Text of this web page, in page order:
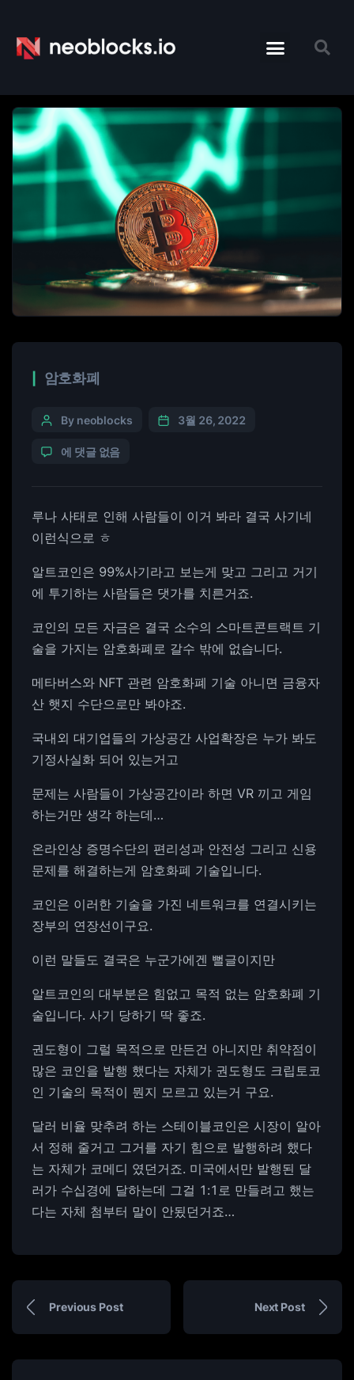
암호화폐
By neoblocks 3월 26, 2022
에 댓글 없음
루나 사태로 인해 사람들이 이거 봐라 결국 사기네
이런식으로 ㅎ
알트코인은 99%사기라고 보는게 맞고 그리고 거기
에 투기하는 사람들은 댓가를 치른거죠.
코인의 모든 자금은 결국 소수의 스마트콘트랙트 기
술을 가지는 암호화폐로 갈수 밖에 없습니다.
메타버스와 NFT 관련 암호화폐 기술 아니면 금융자
산 햇지 수단으로만 봐야죠.
국내외 대기업들의 가상공간 사업확장은 누가 봐도
기정사실화 되어 있는거고
문제는 사람들이 가상공간이라 하면 VR 끼고 게임
하는거만 생각 하는데…
온라인상 증명수단의 편리성과 안전성 그리고 신용
문제를 해결하는게 암호화폐 기술입니다.
코인은 이러한 기술을 가진 네트워크를 연결시키는
장부의 연장선이구요.
이런 말들도 결국은 누군가에겐 뻘글이지만
알트코인의 대부분은 힘없고 목적 없는 암호화폐 기
술입니다. 사기 당하기 딱 좋죠.
권도형이 그럴 목적으로 만든건 아니지만 취약점이
많은 코인을 발행 했다는 자체가 권도형도 크립토코
인 기술의 목적이 뭔지 모르고 있는거 구요.
달러 비율 맞추려 하는 스테이블코인은 시장이 알아
서 정해 줄거고 그거를 자기 힘으로 발행하려 했다
는 자체가 코메디 였던거죠. 미국에서만 발행된 달
러가 수십경에 달하는데 그걸 1:1로 만들려고 했는
다는 자체 첨부터 말이 안됬던거죠…
Previous Post Next Post